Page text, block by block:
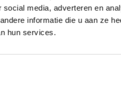
media, adverteren en
informatie die u aan ze
hun services.
Del sol/Integra/Prelude)